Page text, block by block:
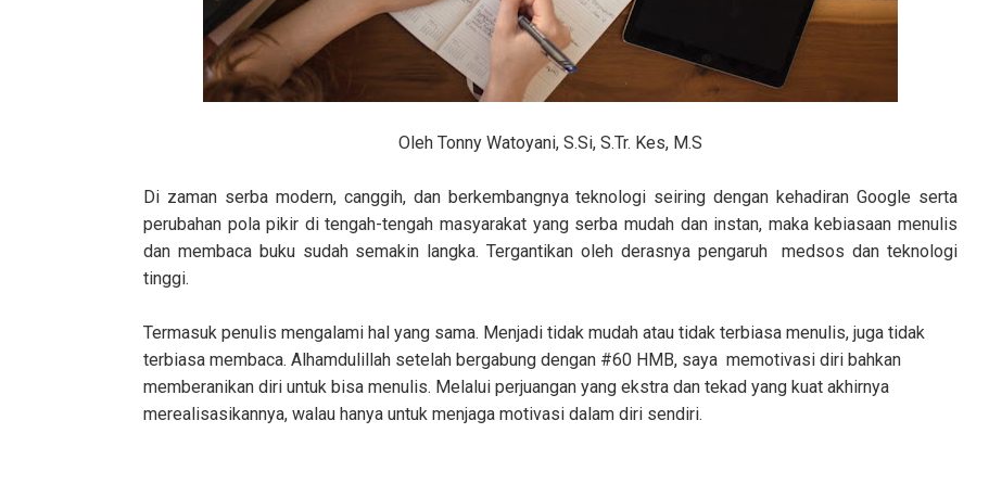
Oleh Tonny Watoyani, S.Si, S.Tr. Kes, M.S
Di zaman serba modern, canggih, dan berkembangnya teknologi seiring dengan kehadiran Google serta
perubahan pola pikir di tengah-tengah masyarakat yang serba mudah dan instan, maka kebiasaan menulis
dan membaca buku sudahsemakin langka. Tergantikan oleh derasnya pengaruh
medsos dan teknologi
tinggi.
Termasuk penulis mengalami hal yang sama. Menjadi tidak mudah atau tidak terbiasa menulis, juga tidak
terbiasa membaca. Alhamdulillah setelah bergabung dengan #60 HMB, saya memotivasi diri bahkan
memberanikan diri untuk bisa menulis. Melalui perjuangan yang ekstra dan tekad yang kuat akhirnya
merealisasikannya, walau hanya untuk menjaga motivasi dalam diri sendiri.